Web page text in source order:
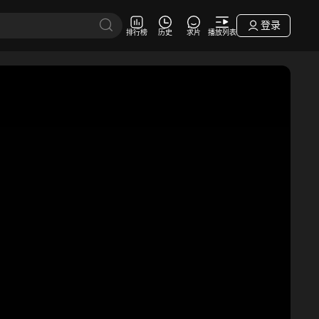
排行榜 历史 求片 播放列表
登录